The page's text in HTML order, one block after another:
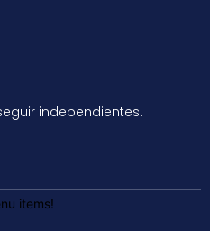
independientes.
items!